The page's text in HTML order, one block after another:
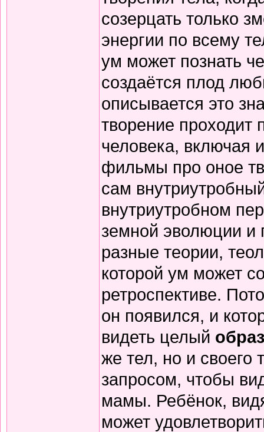
созерцать только
энергии по всему
ум может познать
создаётся плод
описывается это
творение
человека, включая
фильмы про оное
сам
внутриутробном
земной эволюции
разные теории,
которой ум может
ретроспективе.
он появился, и
видеть целый образ
же тел, но и своего
запросом, чтобы
мамы. Ребёнок,
может